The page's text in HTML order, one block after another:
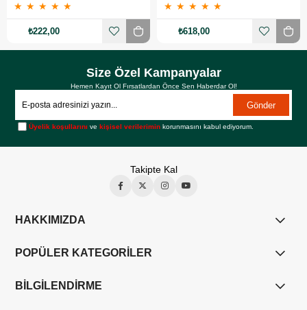
★ ★ ★ ★ ★
₺222,00
★ ★ ★ ★ ★
₺618,00
Size Özel Kampanyalar
Hemen Kayıt Ol Fırsatlardan Önce Sen Haberdar Ol!
Gönder
Üyelik koşullarını vekişisel verilerimin korunmasını kabul ediyorum.
Takipte Kal
HAKKIMIZDA
POPÜLER KATEGORİLER
BİLGİLENDİRME